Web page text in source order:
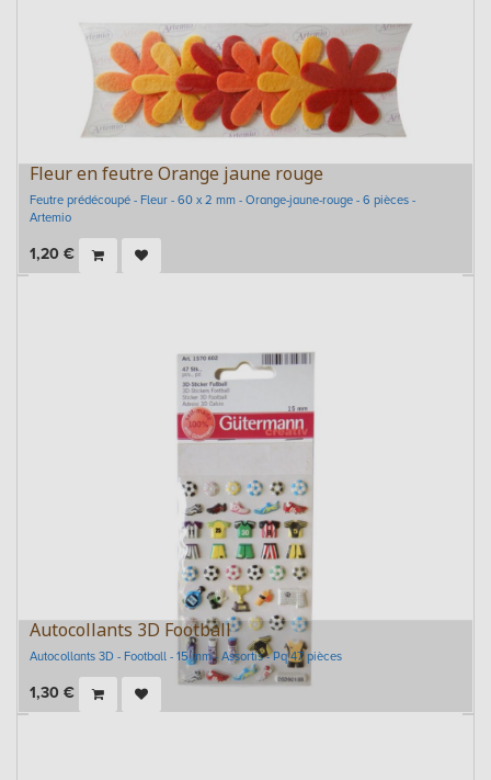
Fleur en feutre Orange jaune rouge
Feutre prédécoupé - Fleur - 60 x 2 mm - Orange-jaune-rouge - 6 pièces -
Artemio
1,20 €
Autocollants 3D Football
Autocollants 3D - Football - 15 mm - Assortis - Pq 47 pièces
1,30 €